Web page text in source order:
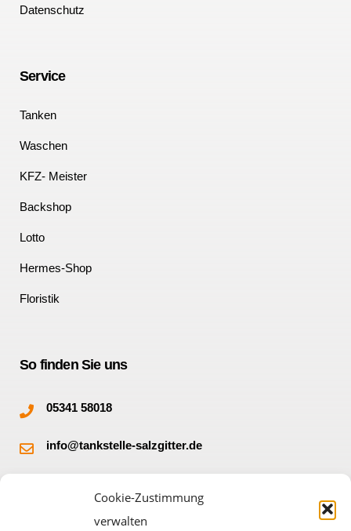
Cookie-Zustimmung
verwalten
Datenschutz
Service
Tanken
Waschen
KFZ- Meister
Backshop
Lotto
Hermes-Shop
Floristik
So finden Sie uns
05341 58018
info@tankstelle-salzgitter.de
38228 Salzgitter